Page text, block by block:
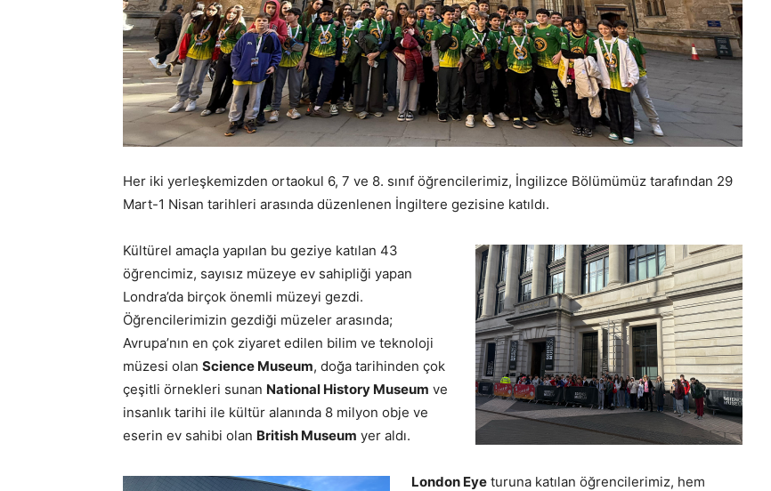
Her iki yerleşkemizden ortaokul 6, 7 ve 8. sınıf öğrencilerimiz, İngilizce Bölümümüz tarafından 29
Mart-1 Nisan tarihleri arasında düzenlenen İngiltere gezisine katıldı.
Kültürel amaçla yapılan bu geziye katılan 43
öğrencimiz, sayısız müzeye ev sahipliği yapan
Londra’da birçok önemli müzeyi gezdi.
Öğrencilerimizin gezdiği müzeler arasında;
Avrupa’nın en çok ziyaret edilen bilim ve teknoloji
müzesi olan Science Museum, doğa tarihinden çok
çeşitli örnekleri sunan National History Museum ve
insanlık tarihi ile kültür alanında 8 milyon obje ve
eserin ev sahibi olan British Museum yer aldı.
London Eye turuna katılan öğrencilerimiz, hem